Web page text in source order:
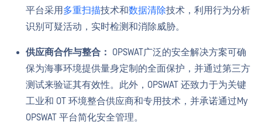
平台采用 多重扫描技术和数据清除技术，利用行为分析
识别可疑活动，实时检测和消除威胁。
供应商合作与整合：
OPSWAT广泛的安全解决方案可确
保为海事环境提供量身定制的全面保护，并通过第三方
测试来验证其有效性。此外，OPSWAT 还致力于为关键
工业和 OT 环境整合供应商和专用技术，并承诺通过My
OPSWAT 平台简化安全管理。